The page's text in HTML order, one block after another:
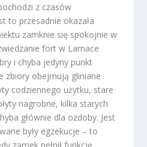
z czasów
to przesadnie okazała
zamknie się spokojnie w
fort w Larnace
i chyba jedyny punkt
zbiory obejmują gliniane
codziennego użytku, stare
nagrobne, kilka starych
głównie dla ozdoby. Jest
były egzekucje – to